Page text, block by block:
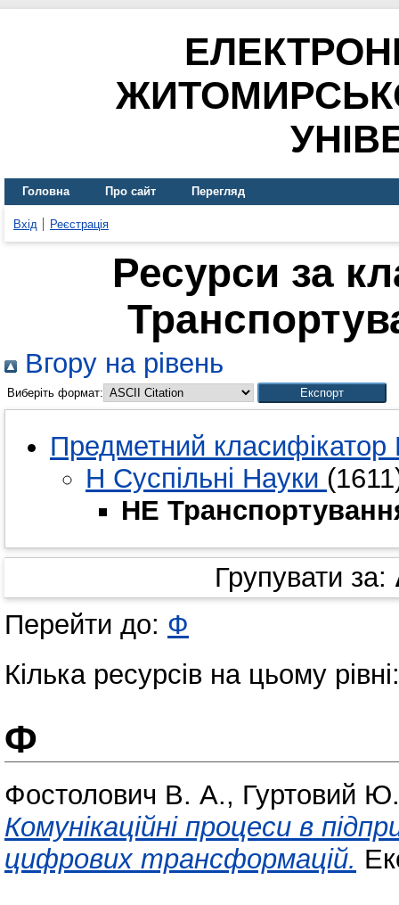
Головна Про сайт Перегляд
Вхід Реєстрація
Ресурси за
Вгору на рівень
Виберіть формат:
Предметний
H Суспільні Науки
HE
Групувати за:
Перейти до: Ф
Кілька ресурсів на цьому
Ф
Фостолович В. А., Гуртовий
Комунікаційні процеси в
цифрових трансформацій.